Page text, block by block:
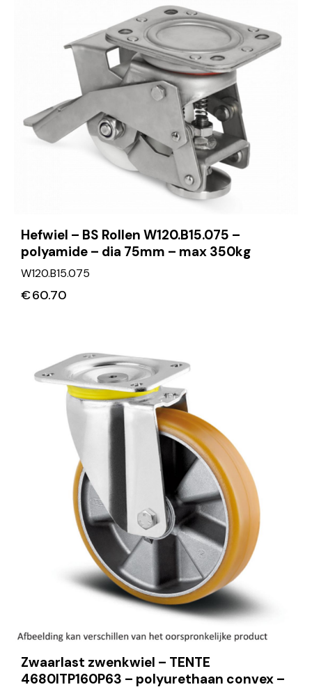
Hefwiel – BS Rollen W120.B15.075 –
polyamide – dia 75mm – max 350kg
W120.B15.075
€60.70
Zwaarlast zwenkwiel – TENTE
4680ITP160P63 – polyurethaan convex –